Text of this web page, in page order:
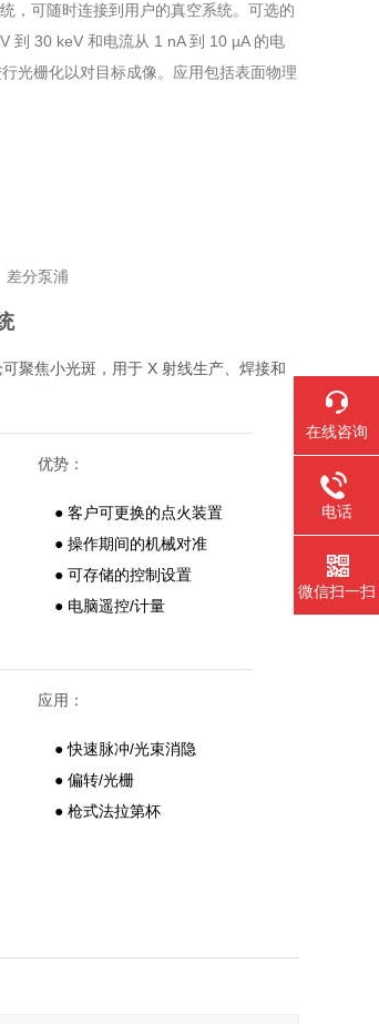
，可随时连接到用户的真空系统。可选的
到 30 keV 和电流从 1 nA 到 10 µA 的电
光栅化以对目标成像。应用包括表面物理
差分泵浦
聚焦小光斑，用于 X 射线生产、焊接和
优势：
● 客户可更换的点火装置
● 操作期间的机械对准
● 可存储的控制设置
● 电脑遥控/计量
应用：
● 快速脉冲/光束消隐
● 偏转/光栅
● 枪式法拉第杯
在线咨询
电话
微信扫一扫